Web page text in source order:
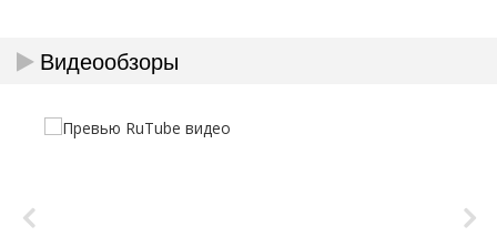
Видеообзоры